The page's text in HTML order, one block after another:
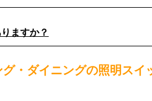
ますか？
・ダイニングの照明スイ